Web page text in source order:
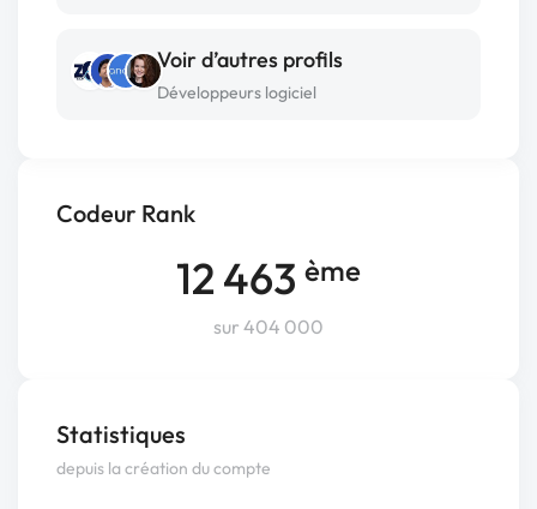
Codeur Rank
12 463 ème
sur 404 000
Statistiques
depuis la création du compte
Voir d’autres profils
Développeurs logiciel